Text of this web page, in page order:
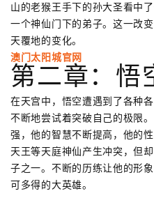
山的老猴王手下的孙大圣看中
一个神仙门下的弟子。这一改
天覆地的变化。
澳门太阳城官网
第二章：悟
在天宫中，悟空遭遇到了各种
不断地尝试着突破自己的极限
强，他的智慧不断提高，他的
天王等天庭神仙产生冲突，但
子之一。不断的历练让他的形
可多得的大英雄。